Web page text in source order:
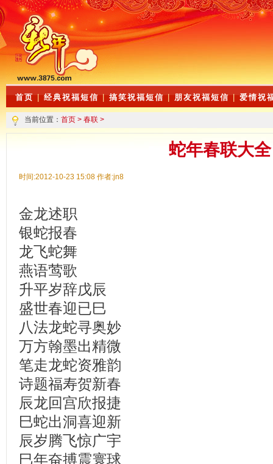
首页 | 经典祝福短信 | 搞笑祝福短信 | 朋友祝福短信 | 爱情祝
当前位置： 首页 > 春联 >
蛇年春联大全
时间:2012-10-23 15:08 作者:jn8
金龙述职
银蛇报春
龙飞蛇舞
燕语莺歌
升平岁辞戊辰
盛世春迎已巳
八法龙蛇寻奥妙
万方翰墨出精微
笔走龙蛇资雅韵
诗题福寿贺新春
辰龙回宫欣报捷
巳蛇出洞喜迎新
辰岁腾飞惊广宇
巳年奋搏震寰球